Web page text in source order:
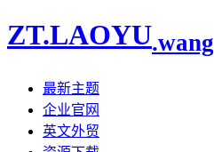
ZT.LAOYU.wang
最新主题
企业官网
英文外贸